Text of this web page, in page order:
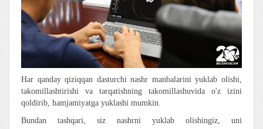
Har qanday qiziqqan dasturchi nashr manbalarini yuklab olishi,
takomillashtirishi va tarqatishning takomillashuvida o'z izini
qoldirib, hamjamiyatga yuklashi mumkin.
Bundan tashqari, siz nashrni yuklab olishingiz, uni